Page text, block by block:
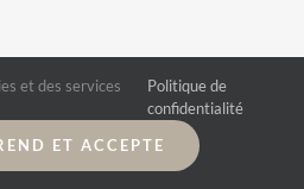
et des services
Politique de
confidentialité
ET ACCEPTE